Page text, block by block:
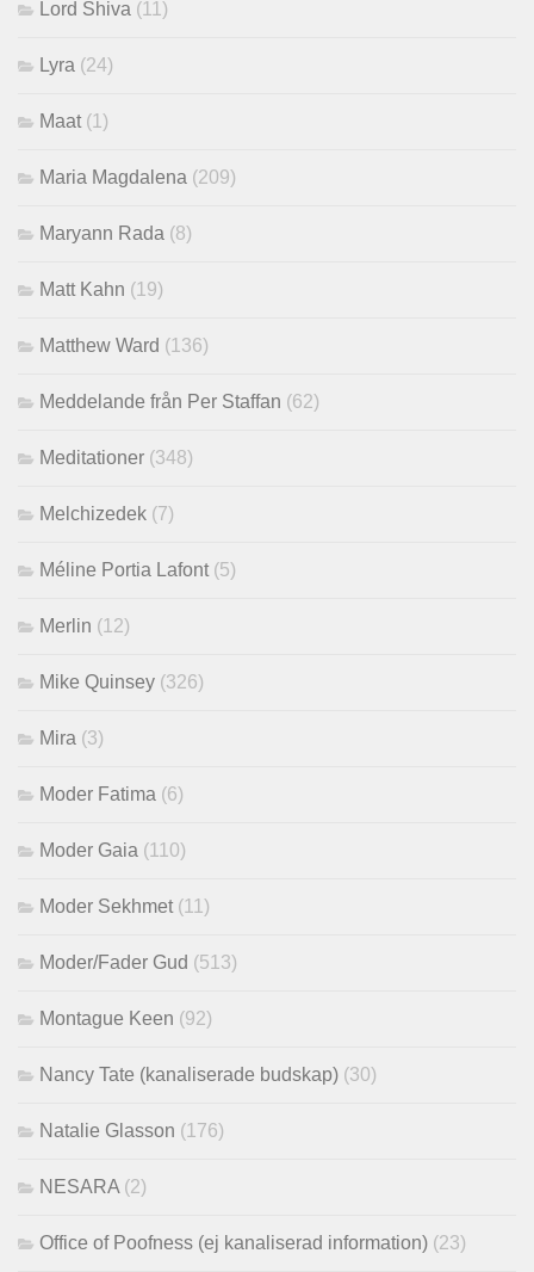
Lord Shiva (11)
Lyra (24)
Maat (1)
Maria Magdalena (209)
Maryann Rada (8)
Matt Kahn (19)
Matthew Ward (136)
Meddelande från Per Staffan (62)
Meditationer (348)
Melchizedek (7)
Méline Portia Lafont (5)
Merlin (12)
Mike Quinsey (326)
Mira (3)
Moder Fatima (6)
Moder Gaia (110)
Moder Sekhmet (11)
Moder/Fader Gud (513)
Montague Keen (92)
Nancy Tate (kanaliserade budskap) (30)
Natalie Glasson (176)
NESARA (2)
Office of Poofness (ej kanaliserad information) (23)